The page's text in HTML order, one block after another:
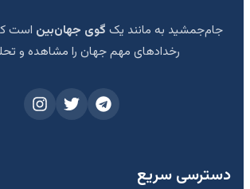
جام‌جمشید به مانند یک گوی جهان‌بین است
رخدادهای مهم جهان را مشاهده و
دسترسی سریع